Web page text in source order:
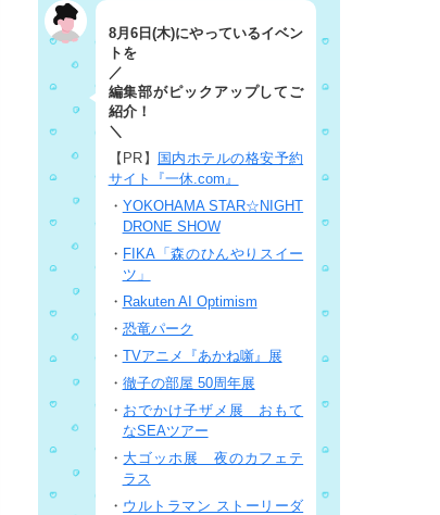
8月6日(木)にやっているイベン
トを
／
編集部がピックアップしてご
紹介！
＼
【PR】
国内ホテルの格安予約
サイト『一休.com』
・ YOKOHAMA STAR☆NIGHT
DRONE SHOW
・ FIKA「森のひんやりスイー
ツ」
・ Rakuten AI Optimism
・ 恐竜パーク
・ TVアニメ『あかね噺』展
・ 徹子の部屋 50周年展
・ おでかけ子ザメ展 おもて
なSEAツアー
・ 大ゴッホ展 夜のカフェテ
ラス
・ ウルトラマン ストーリーダ